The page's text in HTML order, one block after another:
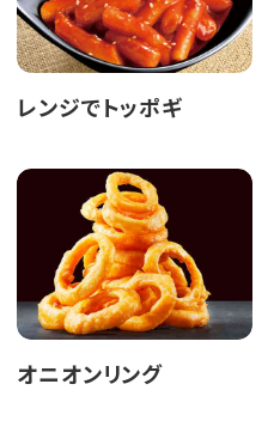
レンジでトッポギ
オニオンリング